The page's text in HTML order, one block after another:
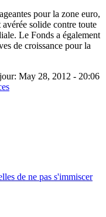
pour la zone euro,
avérée solide contre toute
Le Fonds a également
de croissance pour la
May 28, 2012 - 20:06
de ne pas s'immiscer